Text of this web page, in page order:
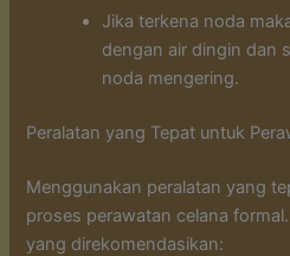
Jika terkena noda
dengan air dingin dan
noda mengering.
Peralatan yang Tepat untuk
Menggunakan peralatan yang
proses perawatan celana
yang direkomendasikan: